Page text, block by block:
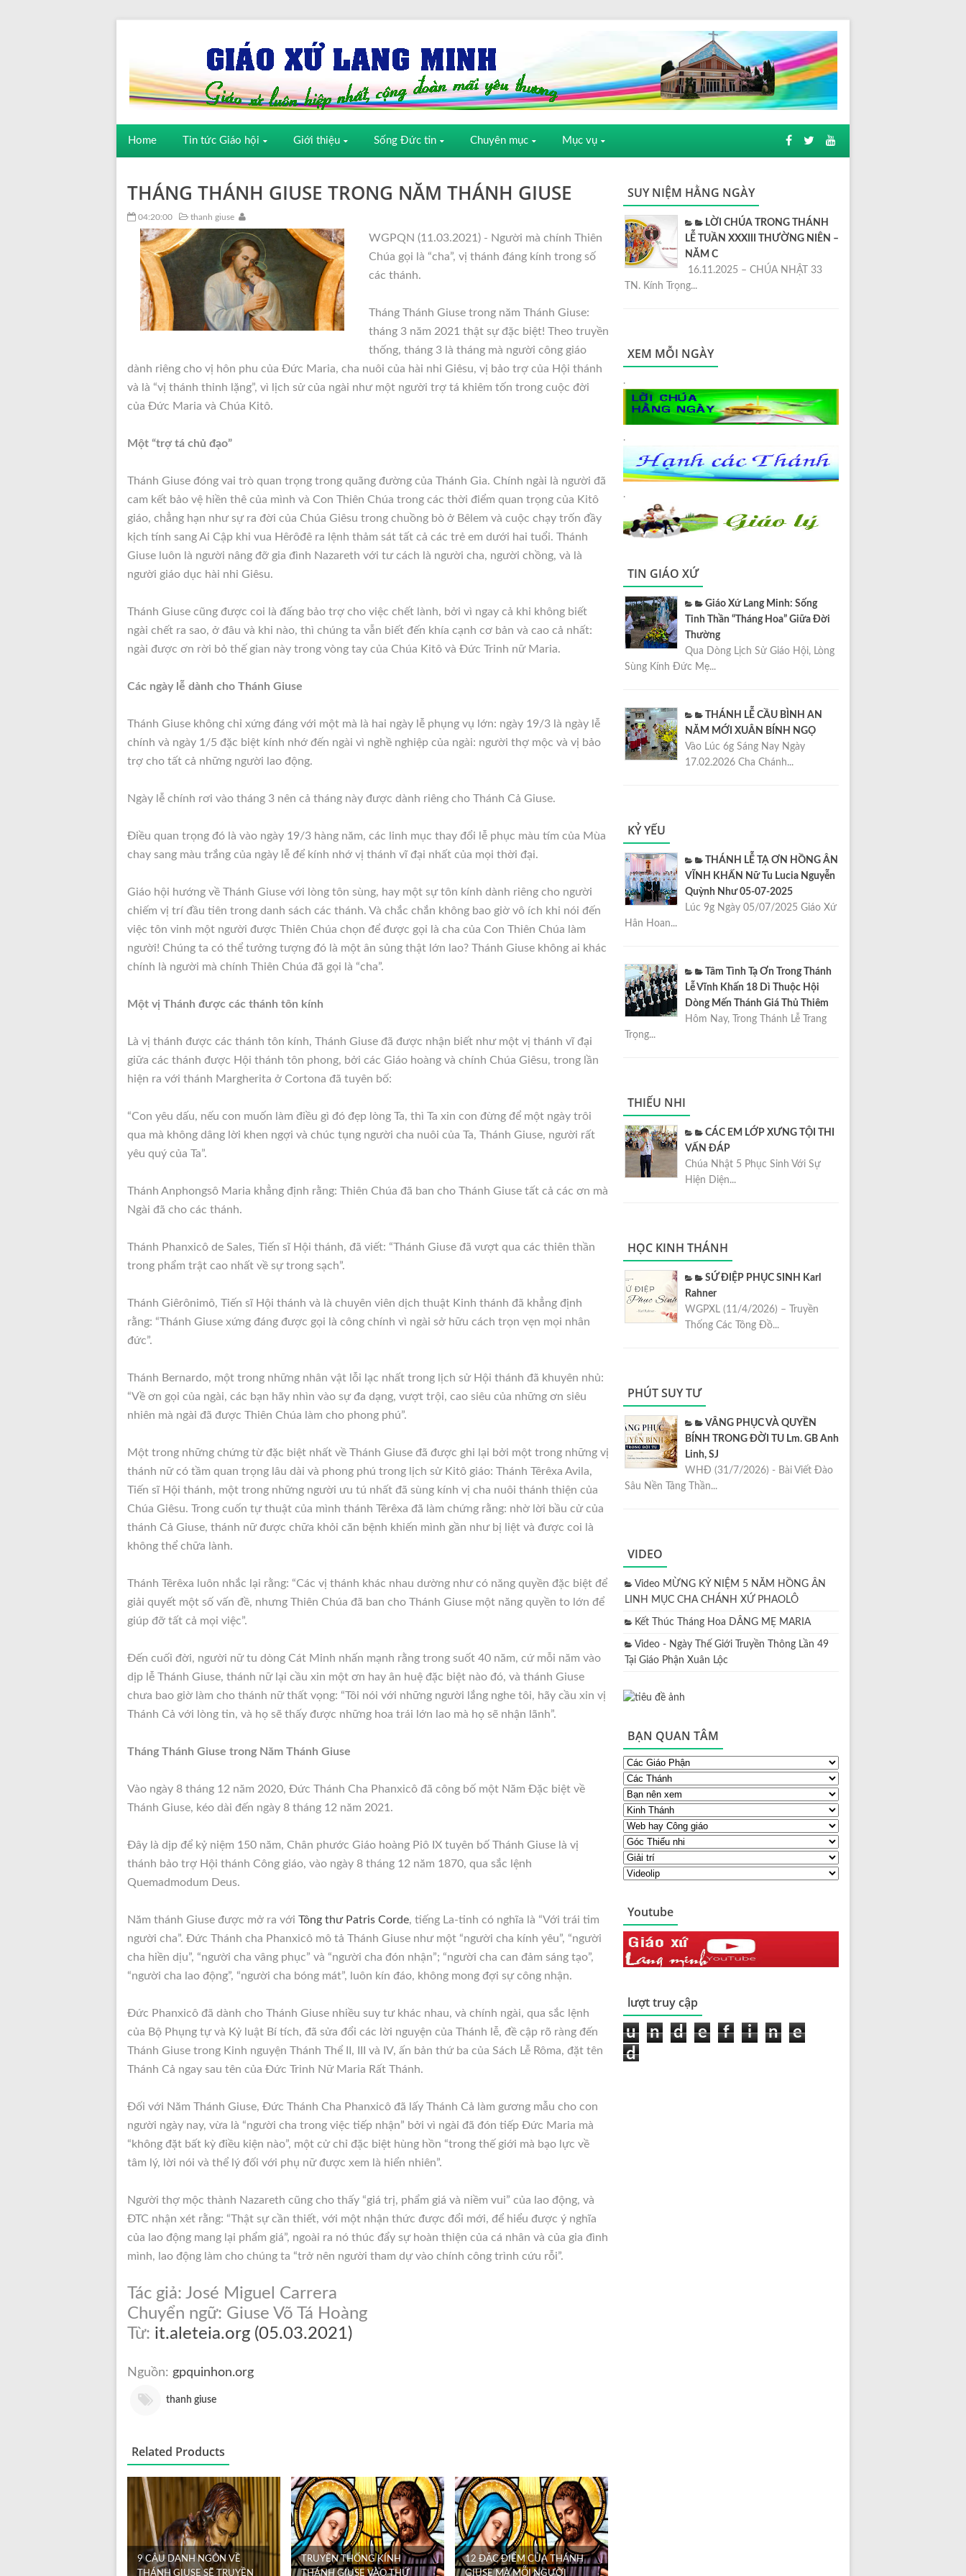
Home Tin tức Giáo hội Giới thiệu Sống Đức tin Chuyên mục Mục vụ
THÁNG THÁNH GIUSE TRONG NĂM THÁNH GIUSE
04:20:00 thanh giuse
WGPQN (11.03.2021) - Người mà chính Thiên
Chúa gọi là “cha”, vị thánh đáng kính trong số
các thánh.
Tháng Thánh Giuse trong năm Thánh Giuse:
tháng 3 năm 2021 thật sự đặc biệt! Theo truyền
thống, tháng 3 là tháng mà người công giáo
dành riêng cho vị hôn phu của Đức Maria, cha nuôi của hài nhi Giêsu, vị bảo trợ của Hội thánh
và là “vị thánh thinh lặng”, vì lịch sử của ngài như một người trợ tá khiêm tốn trong cuộc đời
của Đức Maria và Chúa Kitô.
Một “trợ tá chủ đạo”
Thánh Giuse đóng vai trò quan trọng trong quãng đường của Thánh Gia. Chính ngài là người đã
cam kết bảo vệ hiền thê của mình và Con Thiên Chúa trong các thời điểm quan trọng của Kitô
giáo, chẳng hạn như sự ra đời của Chúa Giêsu trong chuồng bò ở Bêlem và cuộc chạy trốn đầy
kịch tính sang Ai Cập khi vua Hêrôđê ra lệnh thảm sát tất cả các trẻ em dưới hai tuổi. Thánh
Giuse luôn là người nâng đỡ gia đình Nazareth với tư cách là người cha, người chồng, và là
người giáo dục hài nhi Giêsu.
Thánh Giuse cũng được coi là đấng bảo trợ cho việc chết lành, bởi vì ngay cả khi không biết
ngài chết ra sao, ở đâu và khi nào, thì chúng ta vẫn biết đến khía cạnh cơ bản và cao cả nhất:
ngài được ơn rời bỏ thế gian này trong vòng tay của Chúa Kitô và Đức Trinh nữ Maria.
Các ngày lễ dành cho Thánh Giuse
Thánh Giuse không chỉ xứng đáng với một mà là hai ngày lễ phụng vụ lớn: ngày 19/3 là ngày lễ
chính và ngày 1/5 đặc biệt kính nhớ đến ngài vì nghề nghiệp của ngài: người thợ mộc và vị bảo
trợ cho tất cả những người lao động.
Ngày lễ chính rơi vào tháng 3 nên cả tháng này được dành riêng cho Thánh Cả Giuse.
Điều quan trọng đó là vào ngày 19/3 hàng năm, các linh mục thay đổi lễ phục màu tím của Mùa
chay sang màu trắng của ngày lễ để kính nhớ vị thánh vĩ đại nhất của mọi thời đại.
Giáo hội hướng về Thánh Giuse với lòng tôn sùng, hay một sự tôn kính dành riêng cho người
chiếm vị trí đầu tiên trong danh sách các thánh. Và chắc chắn không bao giờ vô ích khi nói đến
việc tôn vinh một người được Thiên Chúa chọn để được gọi là cha của Con Thiên Chúa làm
người! Chúng ta có thể tưởng tượng đó là một ân sủng thật lớn lao? Thánh Giuse không ai khác
chính là người mà chính Thiên Chúa đã gọi là “cha”.
Một vị Thánh được các thánh tôn kính
Là vị thánh được các thánh tôn kính, Thánh Giuse đã được nhận biết như một vị thánh vĩ đại
giữa các thánh được Hội thánh tôn phong, bởi các Giáo hoàng và chính Chúa Giêsu, trong lần
hiện ra với thánh Margherita ở Cortona đã tuyên bố:
“Con yêu dấu, nếu con muốn làm điều gì đó đẹp lòng Ta, thì Ta xin con đừng để một ngày trôi
qua mà không dâng lời khen ngợi và chúc tụng người cha nuôi của Ta, Thánh Giuse, người rất
yêu quý của Ta”.
Thánh Anphongsô Maria khẳng định rằng: Thiên Chúa đã ban cho Thánh Giuse tất cả các ơn mà
Ngài đã cho các thánh.
Thánh Phanxicô de Sales, Tiến sĩ Hội thánh, đã viết: “Thánh Giuse đã vượt qua các thiên thần
trong phẩm trật cao nhất về sự trong sạch”.
Thánh Giêrônimô, Tiến sĩ Hội thánh và là chuyên viên dịch thuật Kinh thánh đã khẳng định
rằng: “Thánh Giuse xứng đáng được gọi là công chính vì ngài sở hữu cách trọn vẹn mọi nhân
đức”.
Thánh Bernardo, một trong những nhân vật lỗi lạc nhất trong lịch sử Hội thánh đã khuyên nhủ:
“Về ơn gọi của ngài, các bạn hãy nhìn vào sự đa dạng, vượt trội, cao siêu của những ơn siêu
nhiên mà ngài đã được Thiên Chúa làm cho phong phú”.
Một trong những chứng từ đặc biệt nhất về Thánh Giuse đã được ghi lại bởi một trong những vị
thánh nữ có tầm quan trọng lâu dài và phong phú trong lịch sử Kitô giáo: Thánh Têrêxa Avila,
Tiến sĩ Hội thánh, một trong những người ưu tú nhất đã sùng kính vị cha nuôi thánh thiện của
Chúa Giêsu. Trong cuốn tự thuật của mình thánh Têrêxa đã làm chứng rằng: nhờ lời bầu cử của
thánh Cả Giuse, thánh nữ được chữa khỏi căn bệnh khiến mình gần như bị liệt và được coi là
không thể chữa lành.
Thánh Têrêxa luôn nhắc lại rằng: “Các vị thánh khác nhau dường như có năng quyền đặc biệt để
giải quyết một số vấn đề, nhưng Thiên Chúa đã ban cho Thánh Giuse một năng quyền to lớn để
giúp đỡ tất cả mọi việc”.
Đến cuối đời, người nữ tu dòng Cát Minh nhấn mạnh rằng trong suốt 40 năm, cứ mỗi năm vào
dịp lễ Thánh Giuse, thánh nữ lại cầu xin một ơn hay ân huệ đặc biệt nào đó, và thánh Giuse
chưa bao giờ làm cho thánh nữ thất vọng: “Tôi nói với những người lắng nghe tôi, hãy cầu xin vị
Thánh Cả với lòng tin, và họ sẽ thấy được những hoa trái lớn lao mà họ sẽ nhận lãnh”.
Tháng Thánh Giuse trong Năm Thánh Giuse
Vào ngày 8 tháng 12 năm 2020, Đức Thánh Cha Phanxicô đã công bố một Năm Đặc biệt về
Thánh Giuse, kéo dài đến ngày 8 tháng 12 năm 2021.
Đây là dịp để kỷ niệm 150 năm, Chân phước Giáo hoàng Piô IX tuyên bố Thánh Giuse là vị
thánh bảo trợ Hội thánh Công giáo, vào ngày 8 tháng 12 năm 1870, qua sắc lệnh
Quemadmodum Deus.
Năm thánh Giuse được mở ra với Tông thư Patris Corde, tiếng La-tinh có nghĩa là “Với trái tim
người cha”. Đức Thánh cha Phanxicô mô tả Thánh Giuse như một “người cha kính yêu”, “người
cha hiền dịu”, “người cha vâng phục” và “người cha đón nhận”; “người cha can đảm sáng tạo”,
“người cha lao động”, “người cha bóng mát”, luôn kín đáo, không mong đợi sự công nhận.
Đức Phanxicô đã dành cho Thánh Giuse nhiều suy tư khác nhau, và chính ngài, qua sắc lệnh
của Bộ Phụng tự và Kỷ luật Bí tích, đã sửa đổi các lời nguyện của Thánh lễ, đề cập rõ ràng đến
Thánh Giuse trong Kinh nguyện Thánh Thể II, III và IV, ấn bản thứ ba của Sách Lễ Rôma, đặt tên
Thánh Cả ngay sau tên của Đức Trinh Nữ Maria Rất Thánh.
Đối với Năm Thánh Giuse, Đức Thánh Cha Phanxicô đã lấy Thánh Cả làm gương mẫu cho con
người ngày nay, vừa là “người cha trong việc tiếp nhận” bởi vì ngài đã đón tiếp Đức Maria mà
“không đặt bất kỳ điều kiện nào”, một cử chỉ đặc biệt hùng hồn “trong thế giới mà bạo lực về
tâm lý, lời nói và thể lý đối với phụ nữ được xem là hiển nhiên”.
Người thợ mộc thành Nazareth cũng cho thấy “giá trị, phẩm giá và niềm vui” của lao động, và
ĐTC nhận xét rằng: “Thật sự cần thiết, với một nhận thức được đổi mới, để hiểu được ý nghĩa
của lao động mang lại phẩm giá”, ngoài ra nó thúc đẩy sự hoàn thiện của cá nhân và của gia đình
mình, lao động làm cho chúng ta “trở nên người tham dự vào chính công trình cứu rỗi”.
Tác giả: José Miguel Carrera
Chuyển ngữ: Giuse Võ Tá Hoàng
Từ: it.aleteia.org (05.03.2021)
Nguồn: gpquinhon.org
thanh giuse
Related Products
9 CÂU DANH NGÔN VỀ
THÁNH GIUSE SẼ TRUYỀN
TRUYỀN THỐNG KÍNH
THÁNH GIUSE VÀO THỨ
12 ĐẶC ĐIỂM CỦA THÁNH
GIUSE MÀ MỖI NGƯỜI
SUY NIỆM HẰNG NGÀY
LỜI CHÚA TRONG THÁNH
LỄ TUẦN XXXIII THƯỜNG NIÊN –
NĂM C
16.11.2025 – CHÚA NHẬT 33
TN. Kính Trọng...
XEM MỖI NGÀY
.
.
.
TIN GIÁO XỨ
Giáo Xứ Lang Minh: Sống
Tinh Thần “Tháng Hoa” Giữa Đời
Thường
Qua Dòng Lịch Sử Giáo Hội, Lòng
Sùng Kính Đức Mẹ...
THÁNH LỄ CẦU BÌNH AN
NĂM MỚI XUÂN BÍNH NGỌ
Vào Lúc 6g Sáng Nay Ngày
17.02.2026 Cha Chánh...
KỶ YẾU
THÁNH LỄ TẠ ƠN HỒNG ÂN
VĨNH KHẤN Nữ Tu Lucia Nguyễn
Quỳnh Như 05-07-2025
Lúc 9g Ngày 05/07/2025 Giáo Xứ
Hân Hoan...
Tâm Tình Tạ Ơn Trong Thánh
Lễ Vĩnh Khấn 18 Dì Thuộc Hội
Dòng Mến Thánh Giá Thủ Thiêm
Hôm Nay, Trong Thánh Lễ Trang
Trọng...
THIẾU NHI
CÁC EM LỚP XƯNG TỘI THI
VẤN ĐÁP
Chúa Nhật 5 Phục Sinh Với Sự
Hiện Diện...
HỌC KINH THÁNH
SỨ ĐIỆP PHỤC SINH Karl
Rahner
WGPXL (11/4/2026) – Truyền
Thống Các Tông Đồ...
PHÚT SUY TƯ
VÂNG PHỤC VÀ QUYỀN
BÍNH TRONG ĐỜI TU Lm. GB Anh
Linh, SJ
WHĐ (31/7/2026) - Bài Viết Đào
Sâu Nền Tảng Thần...
VIDEO
Video MỪNG KỶ NIỆM 5 NĂM HỒNG ÂN
LINH MỤC CHA CHÁNH XỨ PHAOLÔ
Kết Thúc Tháng Hoa DÂNG MẸ MARIA
Video - Ngày Thế Giới Truyền Thông Lần 49
Tại Giáo Phận Xuân Lộc
BẠN QUAN TÂM
Youtube
lượt truy cập
u n d e f i n
e
d